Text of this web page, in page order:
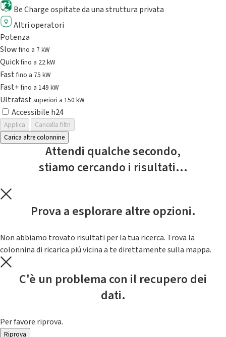
Be Charge ospitate da una struttura privata
Altri operatori
Potenza
Slowfino a 7 kW
Quickfino a 22 kW
Fastfino a 75 kW
Fast+fino a 149 kW
Ultrafast superiori a 150 kW
Accessibile h24
Applica
Cancella filtri
Carica altre colonnine
Attendi qualche secondo,
stiamo cercando i risultati...
Prova a esplorare altre opzioni.
Non abbiamo trovato risultati per la tua ricerca. Trova la
colonnina di ricarica piú vicina a te direttamente sulla mappa.
C'è un problema con il recupero dei
dati.
Per favore riprova.
Riprova